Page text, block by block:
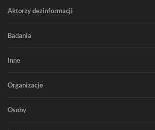
Aktorzy dezinformacji
Badania
Inne
Organizacje
Osoby